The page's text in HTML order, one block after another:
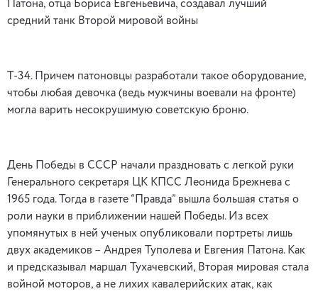
Патона, отца Бориса Евгеньевича, создавал лучший
средний танк Второй мировой войны
Т-34. Причем патоновцы разработали такое оборудование,
чтобы любая девочка (ведь мужчины воевали на фронте)
могла варить несокрушимую советскую броню.
День Победы в СССР начали праздновать с легкой руки
Генерального секретаря ЦК КПСС Леонида Брежнева с
1965 года. Тогда в газете “Правда” вышла большая статья о
роли науки в приближении нашей Победы. Из всех
упомянутых в ней ученых опубликовали портреты лишь
двух академиков – Андрея Туполева и Евгения Патона. Как
и предсказывал маршал Тухачевский, Вторая мировая стала
войной моторов, а не лихих кавалерийских атак, как